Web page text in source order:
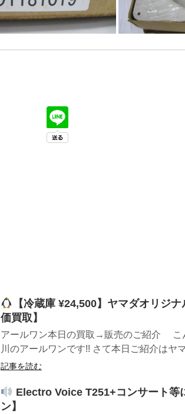
【冷蔵庫 ¥24,500】ヤマダオリジ
価買取】
アールワン本日の買取→販売のご紹介 こ
川のアールワンです!! さて本日ご紹介はヤ
記事を読む
Electro Voice T251+コンサート等
ン】